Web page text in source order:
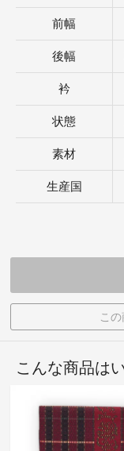
前幅
後幅
衿
状態
素材
生産国
こ
こんな商品は